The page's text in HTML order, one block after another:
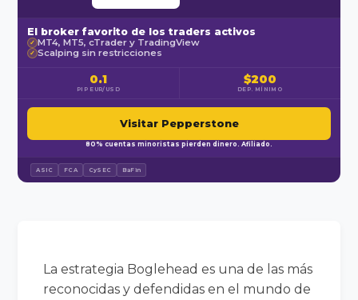
El broker favorito de los traders activos
✓ MT4, MT5, cTrader y TradingView
✓ Scalping sin restricciones
0.1
PIP EUR/USD
$200
DEP. MÍNIMO
Visitar Pepperstone
80% cuentas minoristas pierden dinero. Afiliado.
ASIC FCA CySEC BaFin
La estrategia Boglehead es una de las más
reconocidas y defendidas en el mundo de